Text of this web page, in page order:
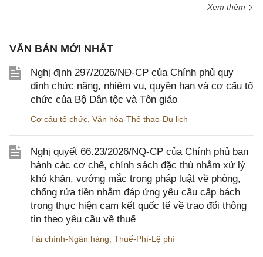
Xem thêm
VĂN BẢN MỚI NHẤT
Nghị định 297/2026/NĐ-CP của Chính phủ quy
định chức năng, nhiệm vụ, quyền hạn và cơ cấu tổ
chức của Bộ Dân tộc và Tôn giáo
Cơ cấu tổ chức Văn hóa-Thể thao-Du lịch
Nghị quyết 66.23/2026/NQ-CP của Chính phủ ban
hành các cơ chế, chính sách đặc thù nhằm xử lý
khó khăn, vướng mắc trong pháp luật về phòng,
chống rửa tiền nhằm đáp ứng yêu cầu cấp bách
trong thực hiện cam kết quốc tế về trao đổi thông
tin theo yêu cầu về thuế
Tài chính-Ngân hàng Thuế-Phí-Lệ phí